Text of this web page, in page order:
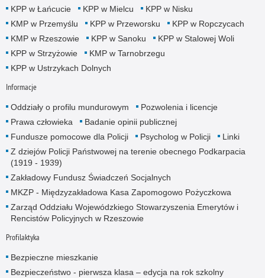
KPP w Łańcucie
KPP w Mielcu
KPP w Nisku
KMP w Przemyślu
KPP w Przeworsku
KPP w Ropczycach
KMP w Rzeszowie
KPP w Sanoku
KPP w Stalowej Woli
KPP w Strzyżowie
KMP w Tarnobrzegu
KPP w Ustrzykach Dolnych
Informacje
Oddziały o profilu mundurowym
Pozwolenia i licencje
Prawa człowieka
Badanie opinii publicznej
Fundusze pomocowe dla Policji
Psycholog w Policji
Linki
Z dziejów Policji Państwowej na terenie obecnego Podkarpacia
(1919 - 1939)
Zakładowy Fundusz Świadczeń Socjalnych
MKZP - Międzyzakładowa Kasa Zapomogowo Pożyczkowa
Zarząd Oddziału Wojewódzkiego Stowarzyszenia Emerytów i
Rencistów Policyjnych w Rzeszowie
Profilaktyka
Bezpieczne mieszkanie
Bezpieczeństwo - pierwsza klasa – edycja na rok szkolny